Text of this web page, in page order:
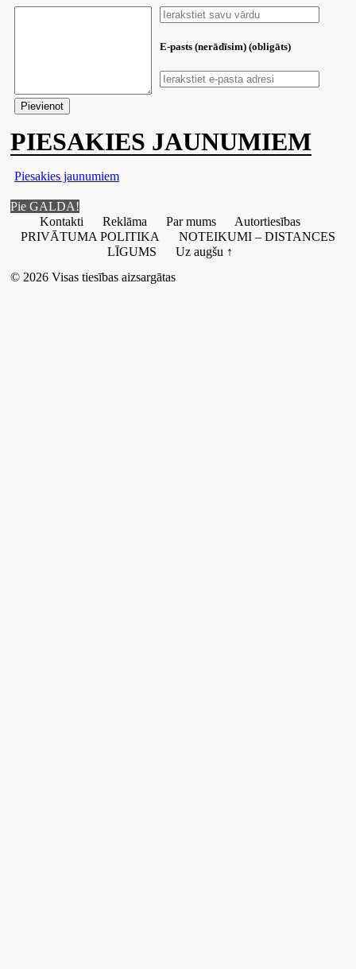
E-pasts (nerādīsim) (obligāts)
PIESAKIES JAUNUMIEM
Piesakies jaunumiem
Pie GALDA!
Kontakti
Reklāma Par mums
Autortiesības
PRIVĀTUMA POLITIKA
NOTEIKUMI – DISTANCES
LĪGUMS
Uz augšu ↑
© 2026 Visas tiesības aizsargātas